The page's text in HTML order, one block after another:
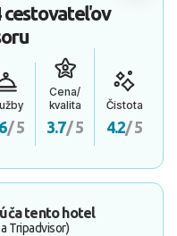
cestovateľov
/ 5
Cena/
kvalita
3.7/ 5
Čistota
4.2/ 5
tento hotel
Tripadvisor)